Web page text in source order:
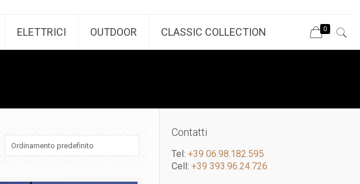
ELETTRICI OUTDOOR CLASSIC COLLECTION 0
Contatti
Tel: +39 06.98.182.595
Cell: +39 393.96.24.726